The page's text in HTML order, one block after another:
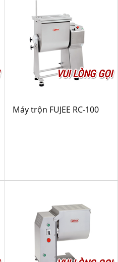
VUI LÒNG GỌI
Máy trộn FUJEE RC-100